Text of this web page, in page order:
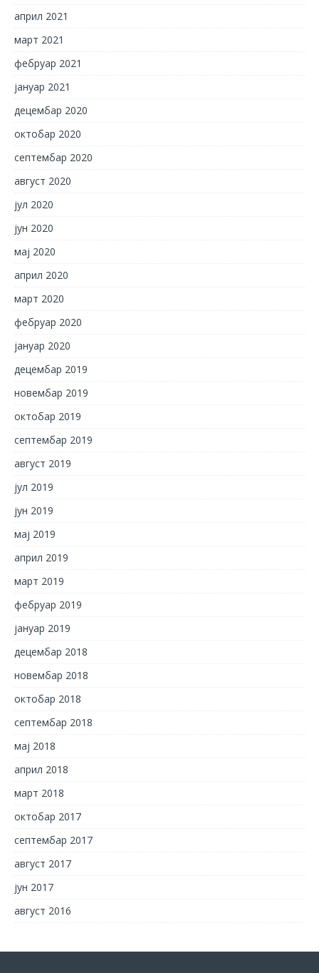
април 2021
март 2021
фебруар 2021
јануар 2021
децембар 2020
октобар 2020
септембар 2020
август 2020
јул 2020
јун 2020
мај 2020
април 2020
март 2020
фебруар 2020
јануар 2020
децембар 2019
новембар 2019
октобар 2019
септембар 2019
август 2019
јул 2019
јун 2019
мај 2019
април 2019
март 2019
фебруар 2019
јануар 2019
децембар 2018
новембар 2018
октобар 2018
септембар 2018
мај 2018
април 2018
март 2018
октобар 2017
септембар 2017
август 2017
јун 2017
август 2016